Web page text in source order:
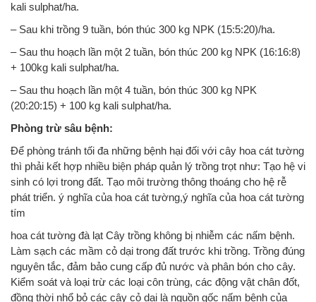
kali sulphat/ha.
– Sau khi trồng 9 tuần, bón thúc 300 kg NPK (15:5:20)/ha.
– Sau thu hoạch lần một 2 tuần, bón thúc 200 kg NPK (16:16:8)
+ 100kg kali sulphat/ha.
– Sau thu hoạch lần một 4 tuần, bón thúc 300 kg NPK
(20:20:15) + 100 kg kali sulphat/ha.
Phòng trừ sâu bệnh:
Để phòng tránh tối đa những bệnh hại đối với cây hoa cát tường
thì phải kết hợp nhiều biện pháp quản lý trồng trọt như: Tạo hệ vi
sinh có lợi trong đất. Tạo môi trường thông thoáng cho hệ rễ
phát triển. ý nghĩa của hoa cát tường,ý nghĩa của hoa cát tường
tím
hoa cát tường đà lạt Cây trồng không bị nhiễm các nấm bệnh.
Làm sạch các mầm cỏ dại trong đất trước khi trồng. Trồng đúng
nguyên tắc, đảm bảo cung cấp đủ nước và phân bón cho cây.
Kiểm soát và loại trừ các loại côn trùng, các động vật chân đốt,
đồng thời nhổ bỏ các cây cỏ dại là nguồn gốc nấm bệnh của